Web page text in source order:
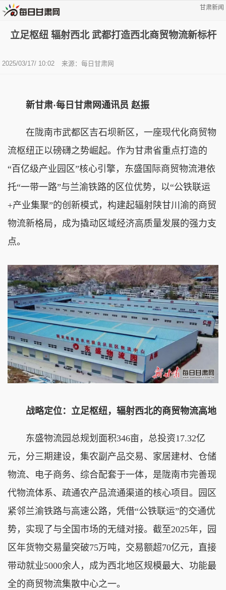
甘肃新闻
立足枢纽 辐射西北 武都打造西北商贸物流新标杆
2025/03/17/ 10:02 来源：每日甘肃网
新甘肃·每日甘肃网通讯员 赵振
在陇南市武都区吉石坝新区，一座现代化商贸物
流枢纽正以磅礴之势崛起。作为甘肃省重点打造的
“百亿级产业园区”核心引擎，东盛国际商贸物流港依
托“一带一路”与兰渝铁路的区位优势，以“公铁联运
+产业集聚”的创新模式，构建起辐射陕甘川渝的商贸
物流新格局，成为撬动区域经济高质量发展的强力支
点。
战略定位：立足枢纽，辐射西北的商贸物流高地
东盛物流园总规划面积346亩，总投资17.32亿
元，分三期建设，集农副产品交易、家居建材、仓储
物流、电子商务、综合配套于一体，是陇南市完善现
代物流体系、疏通农产品流通渠道的核心项目。园区
紧邻兰渝铁路与高速公路，凭借“公铁联运”的交通优
势，实现了与全国市场的无缝对接。截至2025年，园
区年货物交易量突破75万吨，交易额超70亿元，直接
带动就业5000余人，成为西北地区规模最大、功能最
全的商贸物流集散中心之一。